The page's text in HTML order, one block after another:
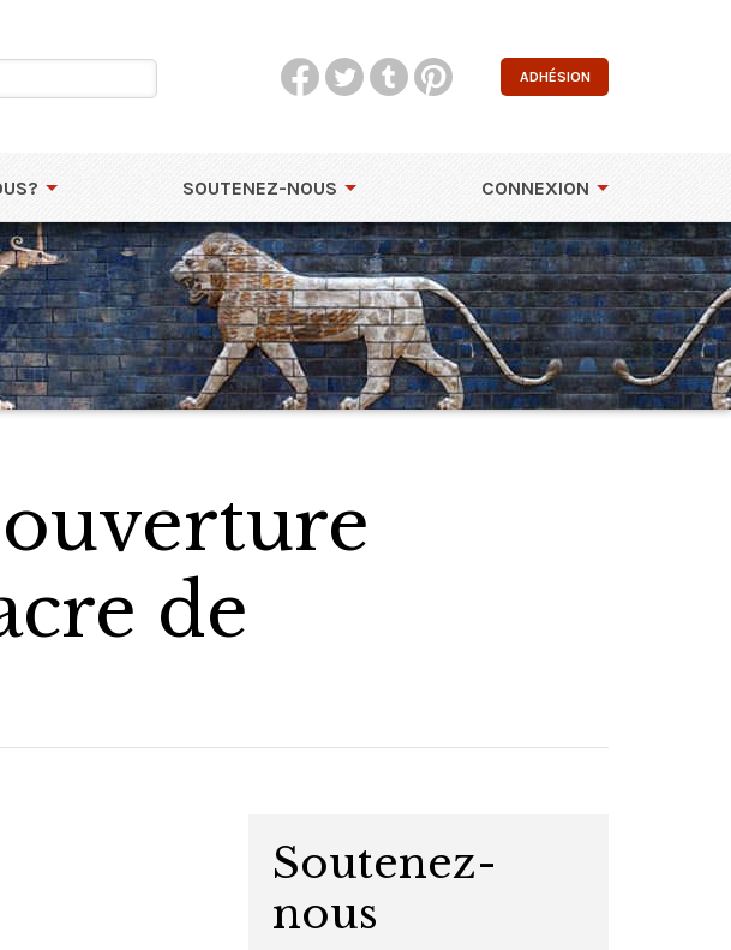
ADHÉSION
SOUTENEZ-NOUS CONNEXION
de
Soutenez-
nous